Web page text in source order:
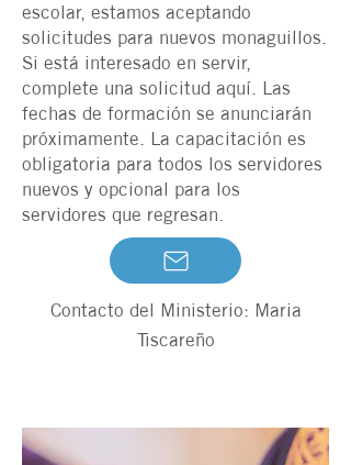
escolar, estamos aceptando
solicitudes para nuevos monaguillos.
Si está interesado en servir,
complete una solicitud aquí. Las
fechas de formación se anunciarán
próximamente. La capacitación es
obligatoria para todos los servidores
nuevos y opcional para los
servidores que regresan.
Contacto del Ministerio: Maria
Tiscareño